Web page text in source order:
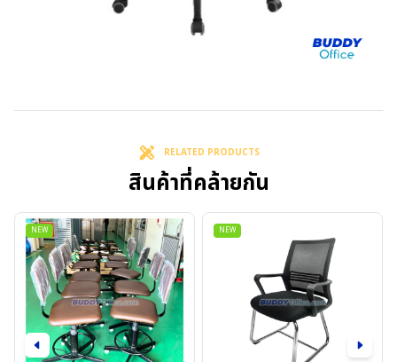
RELATED PRODUCTS
สินค้าที่คล้ายกัน
NEW NEW